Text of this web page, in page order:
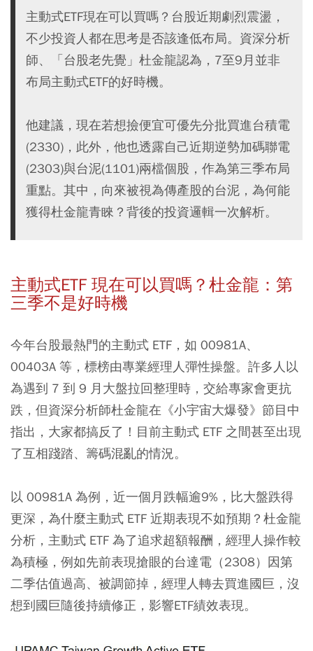
主動式ETF現在可以買嗎？台股近期劇烈震盪，
不少投資人都在思考是否該逢低布局。資深分析
師、「台股老先覺」杜金龍認為，7至9月並非
布局主動式ETF的好時機。
他建議，現在若想撿便宜可優先分批買進台積電
(2330)，此外，他也透露自己近期逆勢加碼聯電
(2303)與台泥(1101)兩檔個股，作為第三季布局
重點。其中，向來被視為傳產股的台泥，為何能
獲得杜金龍青睞？背後的投資邏輯一次解析。
主動式ETF 現在可以買嗎？杜金龍：第
三季不是好時機
今年台股最熱門的主動式 ETF，如 00981A、
00403A 等，標榜由專業經理人彈性操盤。許多人以
為遇到 7 到 9 月大盤拉回整理時，交給專家會更抗
跌，但資深分析師杜金龍在《小宇宙大爆發》節目中
指出，大家都搞反了！目前主動式 ETF 之間甚至出現
了互相踐踏、籌碼混亂的情況。
以 00981A 為例，近一個月跌幅逾9%，比大盤跌得
更深，為什麼主動式 ETF 近期表現不如預期？杜金龍
分析，主動式 ETF 為了追求超額報酬，經理人操作較
為積極，例如先前表現搶眼的台達電（2308）因第
二季估值過高、被調節掉，經理人轉去買進國巨，沒
想到國巨隨後持續修正，影響ETF績效表現。